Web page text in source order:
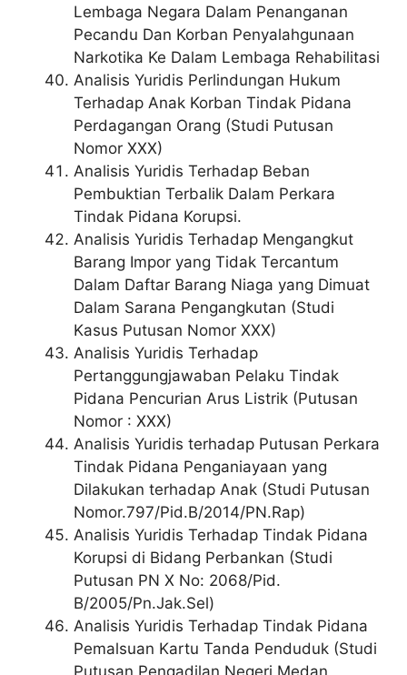
Lembaga Negara Dalam Penanganan
Pecandu Dan Korban Penyalahgunaan
Narkotika Ke Dalam Lembaga Rehabilitasi
Analisis Yuridis Perlindungan Hukum
Terhadap Anak Korban Tindak Pidana
Perdagangan Orang (Studi Putusan
Nomor XXX)
Analisis Yuridis Terhadap Beban
Pembuktian Terbalik Dalam Perkara
Tindak Pidana Korupsi.
Analisis Yuridis Terhadap Mengangkut
Barang Impor yang Tidak Tercantum
Dalam Daftar Barang Niaga yang Dimuat
Dalam Sarana Pengangkutan (Studi
Kasus Putusan Nomor XXX)
Analisis Yuridis Terhadap
Pertanggungjawaban Pelaku Tindak
Pidana Pencurian Arus Listrik (Putusan
Nomor : XXX)
Analisis Yuridis terhadap Putusan Perkara
Tindak Pidana Penganiayaan yang
Dilakukan terhadap Anak (Studi Putusan
Nomor.797/Pid.B/2014/PN.Rap)
Analisis Yuridis Terhadap Tindak Pidana
Korupsi di Bidang Perbankan (Studi
Putusan PN X No: 2068/Pid.
B/2005/Pn.Jak.Sel)
Analisis Yuridis Terhadap Tindak Pidana
Pemalsuan Kartu Tanda Penduduk (Studi
Putusan Pengadilan Negeri Medan